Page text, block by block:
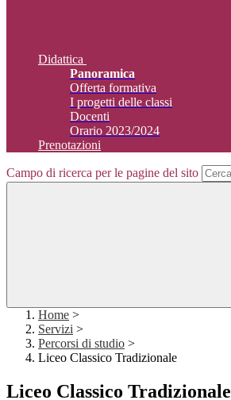
Didattica
Panoramica
Offerta formativa
I progetti delle classi
Docenti
Orario 2023/2024
Prenotazioni
Campo di ricerca per le pagine del sito
Home >
Servizi >
Percorsi di studio >
Liceo Classico Tradizionale
Liceo Classico Tradizionale